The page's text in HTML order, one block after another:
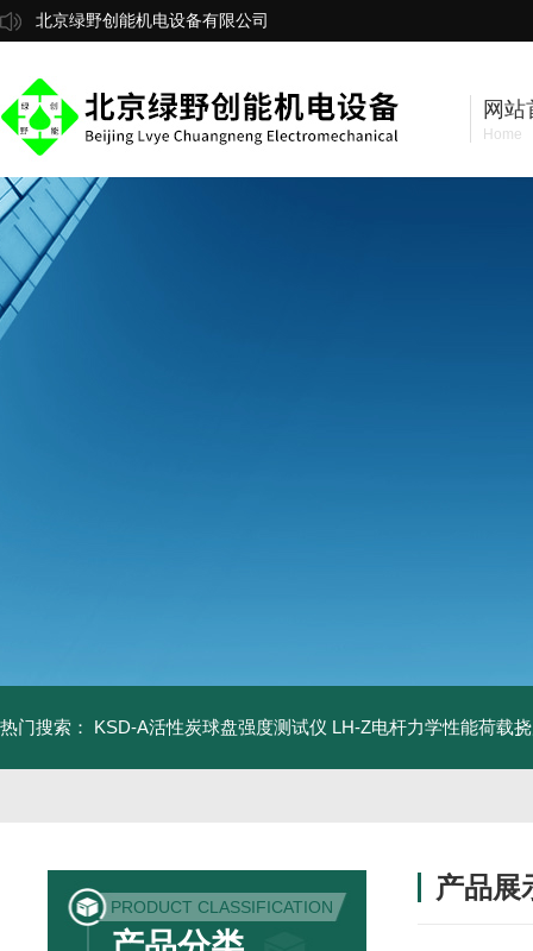
北京绿野创能机电设备有限公司
网站
Home
热门搜索： KSD-A活性炭球盘强度测试仪 LH-Z电杆力学性能荷载
PRODUCT CLASSIFICATION
产品展